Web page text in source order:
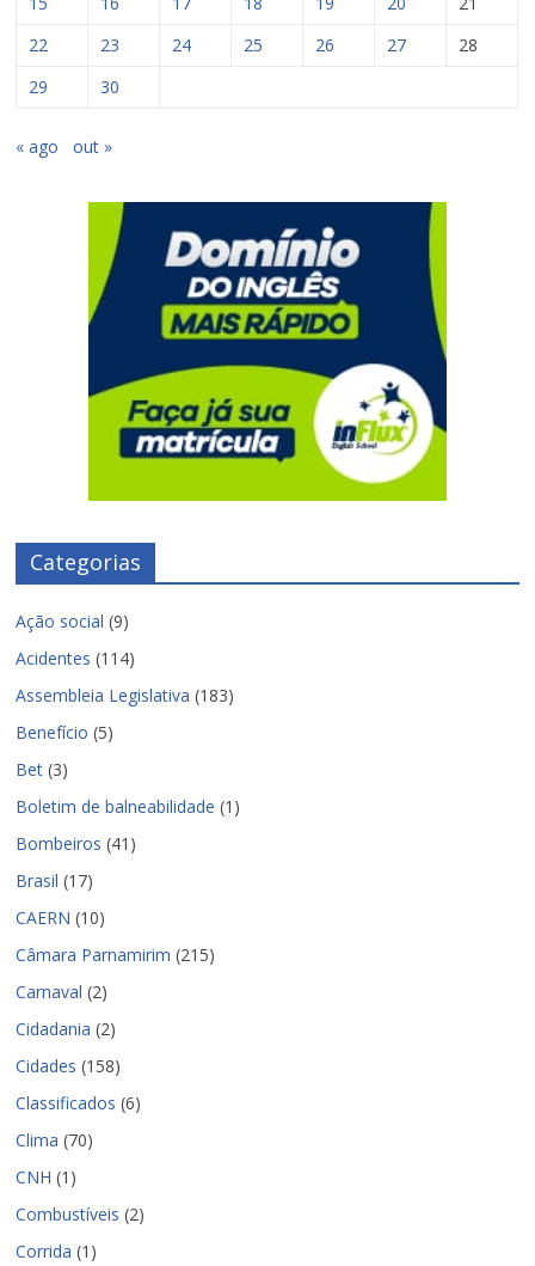
22
23 24 25 26 27
28
29
30
« ago out »
Categorias
Ação social (9)
Acidentes (114)
Assembleia Legislativa (183)
Benefício (5)
Bet (3)
Boletim de balneabilidade (1)
Bombeiros (41)
Brasil (17)
CAERN (10)
Câmara Parnamirim (215)
Carnaval (2)
Cidadania (2)
Cidades (158)
Classificados (6)
Clima (70)
CNH (1)
Combustíveis (2)
Corrida (1)